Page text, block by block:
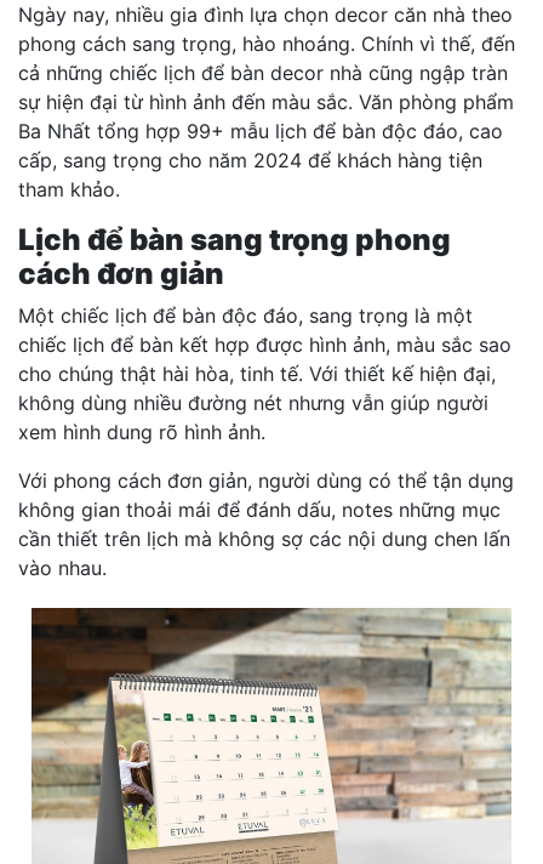
Ngày nay, nhiều gia đình lựa chọn decor căn nhà theo
phong cách sang trọng, hào nhoáng. Chính vì thế, đến
cả những chiếc lịch để bàn decor nhà cũng ngập tràn
sự hiện đại từ hình ảnh đến màu sắc. Văn phòng phẩm
Ba Nhất tổng hợp 99+ mẫu lịch để bàn độc đáo, cao
cấp, sang trọng cho năm 2024 để khách hàng tiện
tham khảo.
Lịch để bàn sang trọng phong
cách đơn giản
Một chiếc lịch để bàn độc đáo, sang trọng là một
chiếc lịch để bàn kết hợp được hình ảnh, màu sắc sao
cho chúng thật hài hòa, tinh tế. Với thiết kế hiện đại,
không dùng nhiều đường nét nhưng vẫn giúp người
xem hình dung rõ hình ảnh.
Với phong cách đơn giản, người dùng có thể tận dụng
không gian thoải mái để đánh dấu, notes những mục
cần thiết trên lịch mà không sợ các nội dung chen lấn
vào nhau.